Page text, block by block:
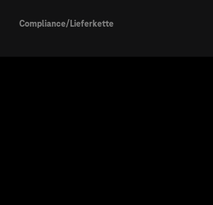
Compliance/Lieferkette